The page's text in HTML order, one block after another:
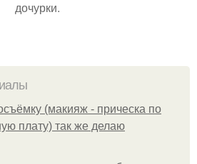
дочурки.
(макияж - прическа по
плату) так же делаю